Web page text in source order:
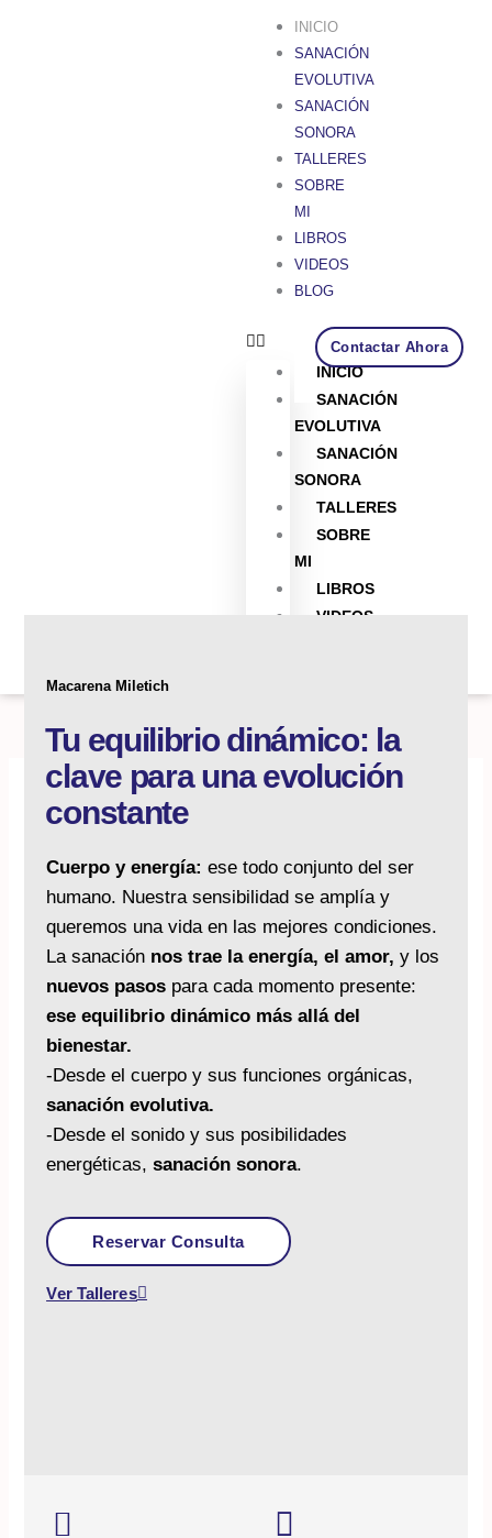
INICIO
SANACIÓN
EVOLUTIVA
SANACIÓN
SONORA
TALLERES
SOBRE
MI
LIBROS
VIDEOS
BLOG
INICIO
SANACIÓN
EVOLUTIVA
SANACIÓN
SONORA
TALLERES
SOBRE
MI
LIBROS
VIDEOS
Contactar Ahora
Macarena Miletich
Macarena Miletich
Tu equilibrio dinámico: la
clave para una evolución
constante
Cuerpo y energía: ese todo conjunto del ser
humano. Nuestra sensibilidad se amplía y
queremos una vida en las mejores condiciones.
La sanación nos trae la energía, el amor, y los
nuevos pasos para cada momento presente:
ese equilibrio dinámico más allá del
bienestar.
-Desde el cuerpo y sus funciones orgánicas,
sanación evolutiva.
-Desde el sonido y sus posibilidades
energéticas,sanación sonora.
Reservar Consulta
Ver Talleres